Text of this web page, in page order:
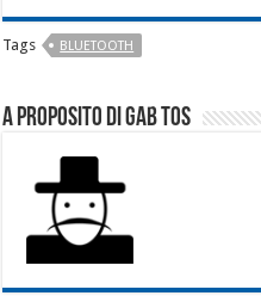
Tags BLUETOOTH
A proposito di Gab Tos